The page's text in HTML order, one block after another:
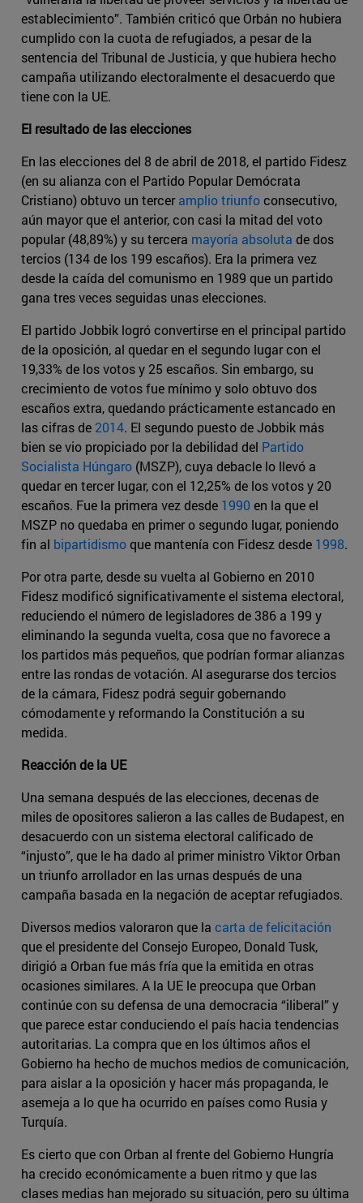
establecimiento”. También criticó que Orbán no hubiera
cumplido con la cuota de refugiados, a pesar de la
sentencia del Tribunal de Justicia, y que hubiera hecho
campaña utilizando electoralmente el desacuerdo que
tiene con la UE.
El resultado de las elecciones
En las elecciones del 8 de abril de 2018, el partido Fidesz
(en su alianza con el Partido Popular Demócrata
Cristiano) obtuvo un terceramplio triunfoconsecutivo,
aún mayor que el anterior, con casi la mitad del voto
popular (48,89%) y su tercera mayoría absoluta de dos
tercios (134 de los 199 escaños). Era la primera vez
desde la caída del comunismo en 1989 que un partido
gana tres veces seguidas unas elecciones.
El partido Jobbik logró convertirse en el principal partido
de la oposición, al quedar en el segundo lugar con el
19,33% de los votos y 25 escaños. Sin embargo, su
crecimiento de votos fue mínimo y solo obtuvo dos
escaños extra, quedando prácticamente estancado en
las cifras de 2014. El segundo puesto de Jobbik más
bien se vio propiciado por la debilidad del Partido
Socialista Húngaro (MSZP), cuya debacle lo llevó a
quedar en tercer lugar, con el 12,25% de los votos y 20
escaños. Fue la primera vez desde 1990 en la que el
MSZP no quedaba en primer o segundo lugar, poniendo
fin al bipartidismoque mantenía con Fidesz desde 1998.
Por otra parte, desde su vuelta al Gobierno en 2010
Fidesz modificó significativamente el sistema electoral,
reduciendo el número de legisladores de 386 a 199 y
eliminando la segunda vuelta, cosa que no favorece a
los partidos más pequeños, que podrían formar alianzas
entre las rondas de votación. Al asegurarse dos tercios
de la cámara, Fidesz podrá seguir gobernando
cómodamente y reformando la Constitución a su
medida.
Reacción de la UE
Una semana después de las elecciones, decenas de
miles de opositores salieron a las calles de Budapest, en
desacuerdo con un sistema electoral calificado de
“injusto”, que le ha dado al primer ministro Viktor Orban
un triunfo arrollador en las urnas después de una
campaña basada en la negación de aceptar refugiados.
Diversos medios valoraron que la carta de felicitación
que el presidente del Consejo Europeo, Donald Tusk,
dirigió a Orban fue más fría que la emitida en otras
ocasiones similares. A la UE le preocupa que Orban
continúe con su defensa de una democracia “iliberal” y
que parece estar conduciendo el país hacia tendencias
autoritarias. La compra que en los últimos años el
Gobierno ha hecho de muchos medios de comunicación,
para aislar a la oposición y hacer más propaganda, le
asemeja a lo que ha ocurrido en países como Rusia y
Turquía.
Es cierto que con Orban al frente del Gobierno Hungría
ha crecido económicamente a buen ritmo y que las
clases medias han mejorado su situación, pero su última